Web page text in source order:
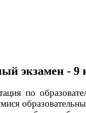
экзамен - 9
по